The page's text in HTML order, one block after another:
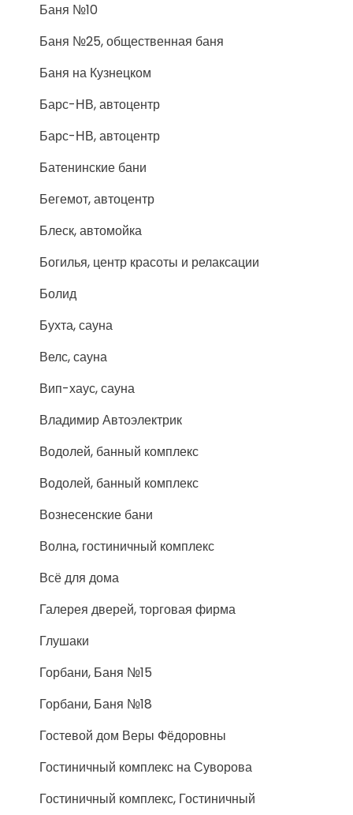
Баня №10
Баня №25, общественная баня
Баня на Кузнецком
Барс-НВ, автоцентр
Барс-НВ, автоцентр
Батенинские бани
Бегемот, автоцентр
Блеск, автомойка
Богилья, центр красоты и релаксации
Болид
Бухта, сауна
Велс, сауна
Вип-хаус, сауна
Владимир Автоэлектрик
Водолей, банный комплекс
Водолей, банный комплекс
Вознесенские бани
Волна, гостиничный комплекс
Всё для дома
Галерея дверей, торговая фирма
Глушаки
Горбани, Баня №15
Горбани, Баня №18
Гостевой дом Веры Фёдоровны
Гостиничный комплекс на Суворова
Гостиничный комплекс, Гостиничный